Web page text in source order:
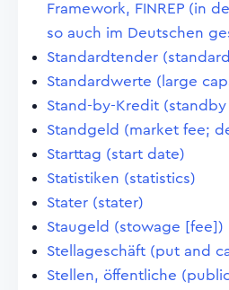
Framework, FINREP (in
so auch im Deutschen
Standardtender
Standardwerte (large
Stand-by-Kredit
Standgeld (market fee;
Starttag (start date)
Statistiken (statistics)
Stater (stater)
Staugeld (stowage [fee])
Stellageschäft (put and
Stellen, öffentliche